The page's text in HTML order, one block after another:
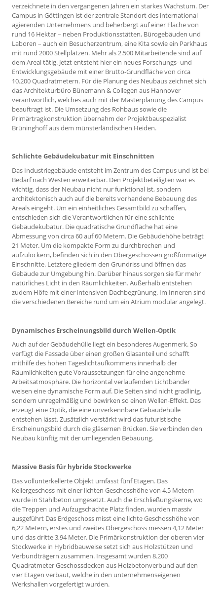
verzeichnete in den vergangenen Jahren ein starkes Wachstum. Der
Campus in Göttingen ist der zentrale Standort des international
agierenden Unternehmens und beherbergt auf einer Fläche von
rund 16 Hektar – neben Produktionsstätten, Bürogebäuden und
Laboren – auch ein Besucherzentrum, eine Kita sowie ein Parkhaus
mit rund 2000 Stellplätzen. Mehr als 2.500 Mitarbeitende sind auf
dem Areal tätig. Jetzt entsteht hier ein neues Forschungs- und
Entwicklungsgebäude mit einer Brutto-Grundfläche von circa
10.200 Quadratmetern. Für die Planung des Neubaus zeichnet sich
das Architekturbüro Bünemann & Collegen aus Hannover
verantwortlich, welches auch mit der Masterplanung des Campus
beauftragt ist. Die Umsetzung des Rohbaus sowie die
Primärtragkonstruktion übernahm der Projektbauspezialist
Brüninghoff aus dem münsterländischen Heiden.
Schlichte Gebäudekubatur mit Einschnitten
Das Industriegebäude entsteht im Zentrum des Campus und ist bei
Bedarf nach Westen erweiterbar. Den Projektbeteiligten war es
wichtig, dass der Neubau nicht nur funktional ist, sondern
architektonisch auch auf die bereits vorhandene Bebauung des
Areals eingeht. Um ein einheitliches Gesamtbild zu schaffen,
entschieden sich die Verantwortlichen für eine schlichte
Gebäudekubatur. Die quadratische Grundfläche hat eine
Abmessung von circa 60 auf 60 Metern. Die Gebäudehöhe beträgt
21 Meter. Um die kompakte Form zu durchbrechen und
aufzulockern, befinden sich in den Obergeschossen großformatige
Einschnitte. Letztere gliedern den Grundriss und öffnen das
Gebäude zur Umgebung hin. Darüber hinaus sorgen sie für mehr
natürliches Licht in den Räumlichkeiten. Außerhalb entstehen
zudem Höfe mit einer intensiven Dachbegrünung. Im Inneren sind
die verschiedenen Bereiche rund um ein Atrium modular angelegt.
Dynamisches Erscheinungsbild durch Wellen-Optik
Auch auf der Gebäudehülle liegt ein besonderes Augenmerk. So
verfügt die Fassade über einen großen Glasanteil und schafft
mithilfe des hohen Tageslichtaufkommens innerhalb der
Räumlichkeiten gute Voraussetzungen für eine angenehme
Arbeitsatmosphäre. Die horizontal verlaufenden Lichtbänder
weisen eine dynamische Form auf. Die Seiten sind nicht gradlinig,
sondern unregelmäßig und bewirken so einen Wellen-Effekt. Das
erzeugt eine Optik, die eine unverkennbare Gebäudehülle
entstehen lässt. Zusätzlich verstärkt wird das futuristische
Erscheinungsbild durch die gläsernen Brücken. Sie verbinden den
Neubau künftig mit der umliegenden Bebauung.
Massive Basis für hybride Stockwerke
Das vollunterkellerte Objekt umfasst fünf Etagen. Das
Kellergeschoss mit einer lichten Geschosshöhe von 4,5 Metern
wurde in Stahlbeton umgesetzt. Auch die Erschließungskerne, wo
die Treppen und Aufzugschächte Platz finden, wurden massiv
ausgeführt Das Erdgeschoss misst eine lichte Geschosshöhe von
6,22 Metern, erstes und zweites Obergeschoss messen 4,12 Meter
und das dritte 3,94 Meter. Die Primärkonstruktion der oberen vier
Stockwerke in Hybridbauweise setzt sich aus Holzstützen und
Verbundträgern zusammen. Insgesamt wurden 8.200
Quadratmeter Geschossdecken aus Holzbetonverbund auf den
vier Etagen verbaut, welche in den unternehmenseigenen
Werkshallen vorgefertigt wurden.